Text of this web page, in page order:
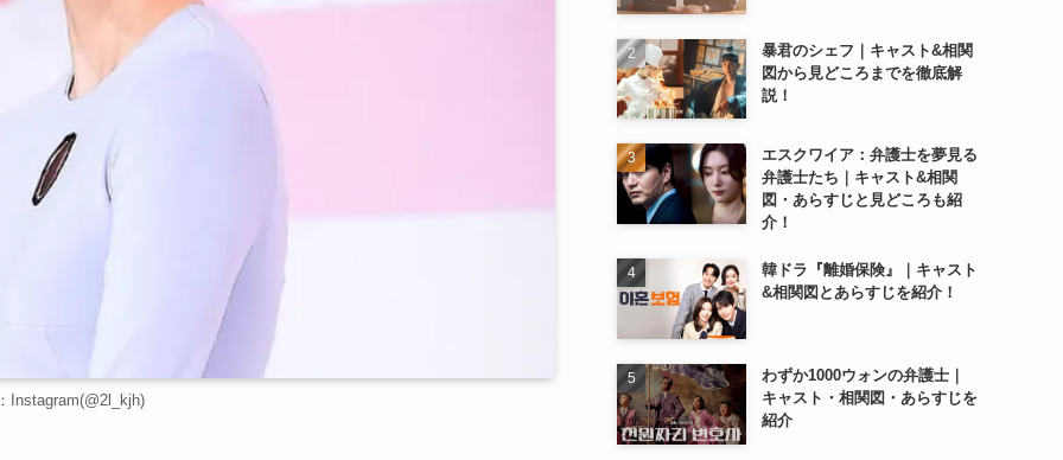
Instagram(@2l_kjh)
暴君のシェフ｜キャスト&相関
図から見どころまでを徹底解
説！
エスクワイア：弁護士を夢見る
弁護士たち｜キャスト&相関
図・あらすじと見どころも紹
介！
韓ドラ『離婚保険』｜キャスト
&相関図とあらすじを紹介！
わずか1000ウォンの弁護士｜
キャスト・相関図・あらすじを
紹介